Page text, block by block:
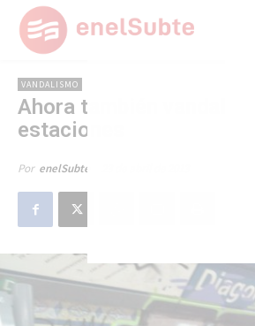
VANDALISMO
Ahora también vandalizan
estaciones
Por enelSubte